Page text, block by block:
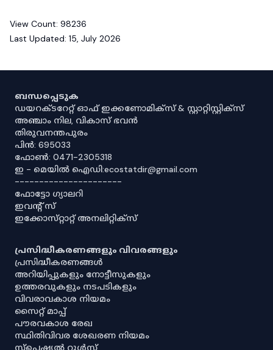
View Count: 98236
Last Updated: 15, July 2026
ബന്ധപ്പെടുക
ഡയറക്ടറേറ്റ് ഓഫ് ഇക്കണോമിക്സ് & സ്റ്റാറ്റിസ്റ്റിക്സ്
അഞ്ചാം നില, വികാസ് ഭവൻ
തിരുവനന്തപുരം
പിൻ: 695033
ഫോൺ: 0471-2305318
ഇ - മെയിൽ ഐഡി:ecostatdir@gmail.com
----------------------
ഫോട്ടോ ഗ്യാലറി
ഇവൻ്റ് സ്
ഇക്കോസ്‌റ്റാറ്റ് അനലിറ്റിക്‌സ്
പ്രസിദ്ധീകരണങ്ങളും വിവരങ്ങളും
പ്രസിദ്ധീകരണങ്ങൾ
അറിയിപ്പുകളും നോട്ടീസുകളും
ഉത്തരവുകളും നടപടികളും
വിവരാവകാശ നിയമം
സൈറ്റ് മാപ്പ്
പൗരവകാശ രേഖ
സ്ഥിതിവിവര ശേഖരണ നിയമം
സ്‌പെഷ്യൽ റൂൾസ്